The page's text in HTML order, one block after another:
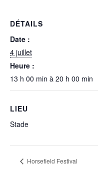
DÉTAILS
Date :
4 juillet
Heure :
13 h 00 min à 20 h 00 min
LIEU
Stade
Horsefield Festival